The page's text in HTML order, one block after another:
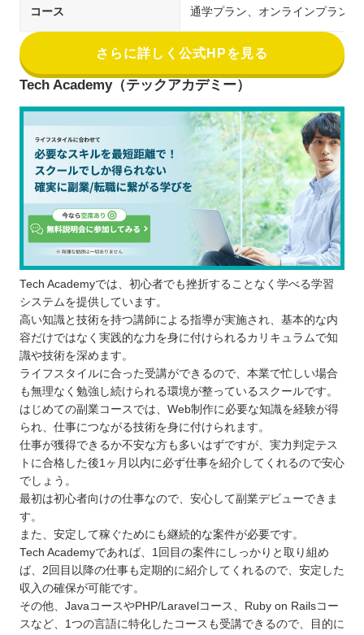
コース 通学プラン、オンラインプラン
さらに詳しく公式HPを見る
Tech Academy（テックアカデミー）
Tech Academyでは、初心者でも挫折することなく学べる学習
システムを提供しています。
高い知識と技術を持つ講師による指導が実施され、基本的な内
容だけではなく実践的な力を身に付けられるカリキュラムで知
識や技術を深めます。
ライフスタイルに合った受講ができるので、本業で忙しい場合
も無理なく勉強し続けられる環境が整っているスクールです。
はじめての副業コースでは、Web制作に必要な知識を経験が得
られ、仕事につながる技術を身に付けられます。
仕事が獲得できるか不安な方も多いはずですが、実力判定テス
トに合格した後1ヶ月以内に必ず仕事を紹介してくれるので安心
でしょう。
最初は初心者向けの仕事なので、安心して副業デビューできま
す。
また、安定して稼ぐためにも継続的な案件が必要です。
Tech Academyであれば、1回目の案件にしっかりと取り組め
ば、2回目以降の仕事も定期的に紹介してくれるので、安定した
収入の確保が可能です。
その他、JavaコースやPHP/Laravelコース、Ruby on Railsコー
スなど、1つの言語に特化したコースも受講できるので、目的に